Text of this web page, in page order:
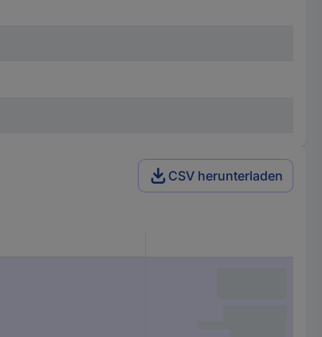
CSV herunterladen